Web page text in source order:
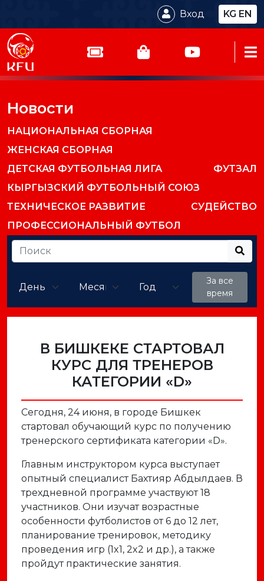
Вход KG EN
Новости
НАЦИОНАЛЬНАЯ СБОРНАЯ
ЖЕНСКАЯ СБОРНАЯ
ДЕТСКАЯ ФУТБОЛЬНАЯ ЛИГА
ФУТЗАЛ
КЫРГЫЗСКИЙ ФУТБОЛЬНЫЙ СОЮЗ
ТЕХНИЧЕСКОЕ РАЗВИТИЕ
СУДЕЙСТВО
ПРОФЕССИОНАЛЬНЫЙ ФУТБОЛ
За все
время
В БИШКЕКЕ СТАРТОВАЛ
КУРС ДЛЯ ТРЕНЕРОВ
КАТЕГОРИИ «D»
Сегодня, 24 июня, в городе Бишкек
стартовал обучающий курс по получению
тренерского сертификата категории «D».
Главным инструктором курса выступает
опытный специалист Бахтияр Абдылдаев. В
трехдневной программе участвуют 18
участников. Они изучат возрастные
особенности футболистов от 6 до 12 лет,
планирование тренировок, методику
проведения игр (1x1, 2x2 и др.), а также
пройдут практические занятия.